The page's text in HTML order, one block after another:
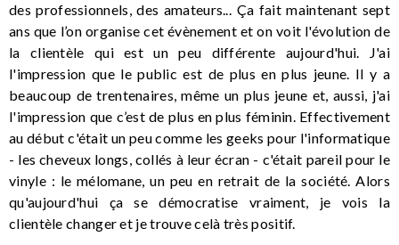
des professionnels, des amateurs... Ça fait maintenant sept
ans que l’on organise cet évènement et on voit l'évolution de
la clientèle qui est un peu différente aujourd'hui. J'ai
l'impression que le public est de plus en plus jeune. Il y a
beaucoup de trentenaires, même un plus jeune et, aussi, j'ai
l'impression que c’est de plus en plus féminin. Effectivement
au début c'était un peu comme les geeks pour l'informatique
- les cheveux longs, collés à leur écran - c'était pareil pour le
vinyle : le mélomane, un peu en retrait de la société. Alors
qu'aujourd'hui ça se démocratise vraiment, je vois la
clientèle changer et je trouve celà très positif.